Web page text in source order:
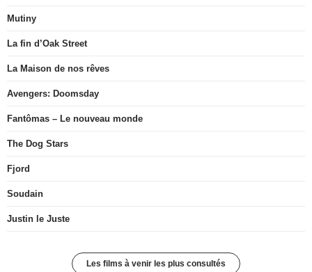
Mutiny
La fin d’Oak Street
La Maison de nos rêves
Avengers: Doomsday
Fantômas – Le nouveau monde
The Dog Stars
Fjord
Soudain
Justin le Juste
Les films à venir les plus consultés